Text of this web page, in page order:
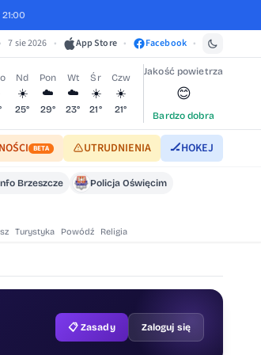
• 7 sie 2026 • App Store • Facebook •
Nd
☀️
25°
Pon
☁️
29°
Wt
☁️
23°
Śr
☀️
21°
Czw
☀️
21°
Jakość powietrza
😊
Bardzo dobra
BETA UTRUDNIENIA 🏒HOKEJ
Brzeszcze
Policja Oświęcim
Turystyka Powódź Religia
📋 Zasady Zaloguj się